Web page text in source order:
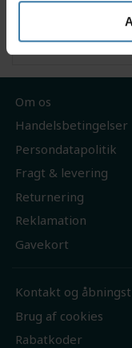
Flange
Huldiameter
Om os
Handelsbetingelser
Persondatapolitik
Fragt & levering
Returnering
Reklamation
Gavekort
Kontakt og
Brug af cookies
Rabatkoder